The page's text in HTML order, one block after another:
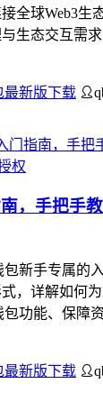
全球Web3生
生态交互需
最新版下载
，手把手
新手专属的
，详解如何
功能、保障
最新版下载